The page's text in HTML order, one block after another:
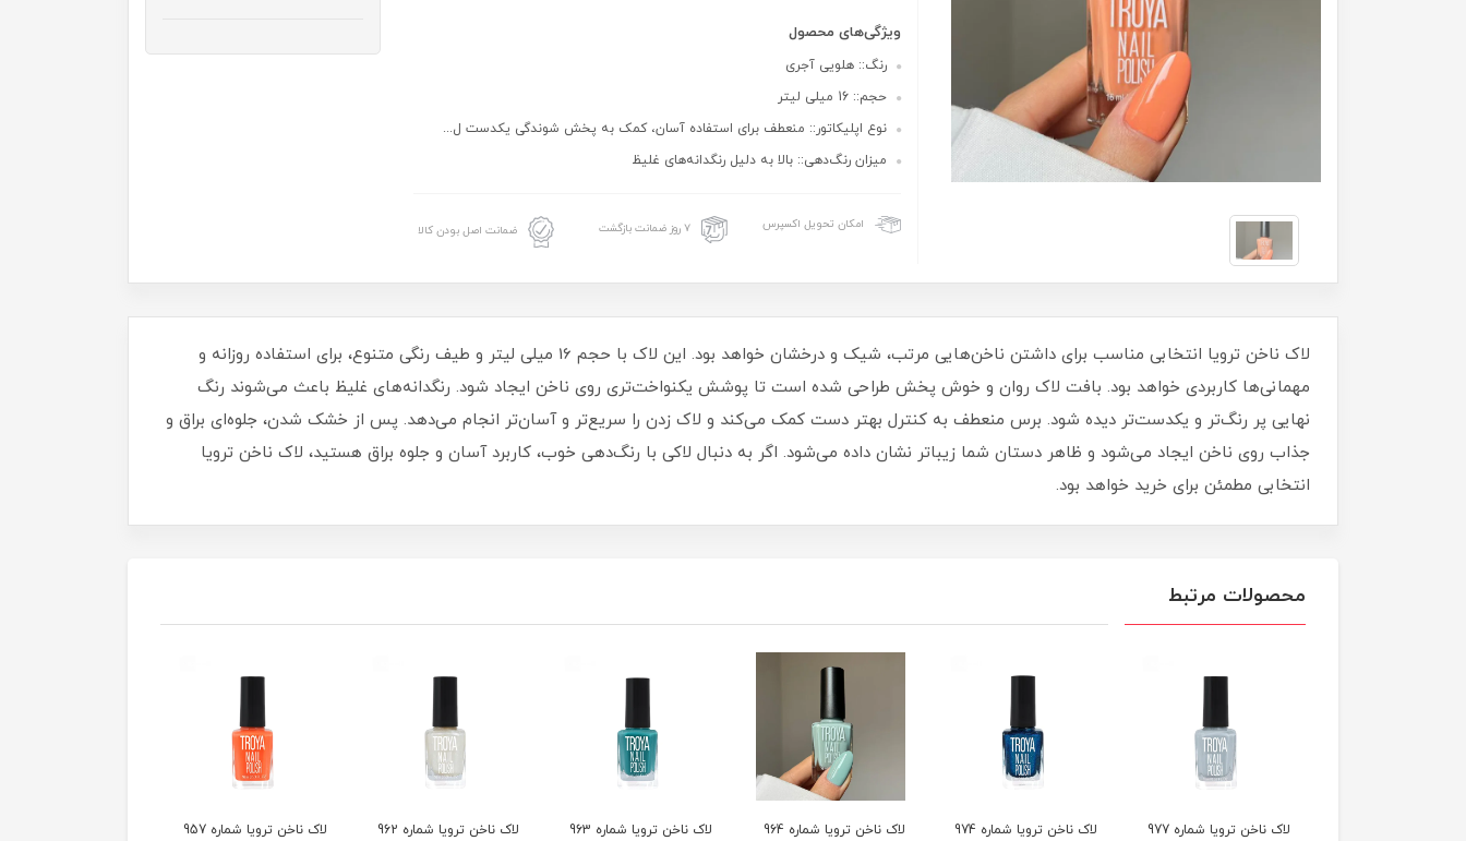
ویژگی‌های محصول
رنگ:: هلویی آجری
حجم:: 16 میلی لیتر
نوع اپلیکاتور:: منعطف برای استفاده آسان، کمک به پخش شوندگی یکدست ل...
میزان رنگ‌دهی:: بالا به دلیل رنگدانه‌های غلیظ
امکان تحویل اکسپرس ۷ روز ضمانت بازگشت ضمانت اصل بودن کالا
لاک ناخن ترویا انتخابی مناسب برای داشتن ناخن‌هایی مرتب، شیک و درخشان خواهد بود. این لاک با حجم 16 میلی‌ لیتر و طیف رنگی متنوع، برای استفاده روزانه و
مهمانی‌ها کاربردی خواهد بود. بافت لاک روان و خوش‌ پخش طراحی شده است تا پوشش یکنواخت‌تری روی ناخن ایجاد شود. رنگدانه‌های غلیظ باعث می‌شوند رنگ
نهایی پر رنگ‌تر و یکدست‌تر دیده شود. برس منعطف به کنترل بهتر دست کمک می‌کند و لاک زدن را سریع‌تر و آسان‌تر انجام می‌دهد. پس از خشک شدن، جلوه‌ای براق و
جذاب روی ناخن ایجاد می‌شود و ظاهر دستان شما زیباتر نشان داده می‌شود. اگر به دنبال لاکی با رنگ‌دهی خوب، کاربرد آسان و جلوه براق هستید، لاک ناخن ترویا
انتخابی مطمئن برای خرید خواهد بود.
محصولات مرتبط
لاک ناخن ترویا شماره 977 لاک ناخن ترویا شماره 974 لاک ناخن ترویا شماره 964 لاک ناخن ترویا شماره 963 لاک ناخن ترویا شماره 962 لاک ناخن ترویا شماره 957